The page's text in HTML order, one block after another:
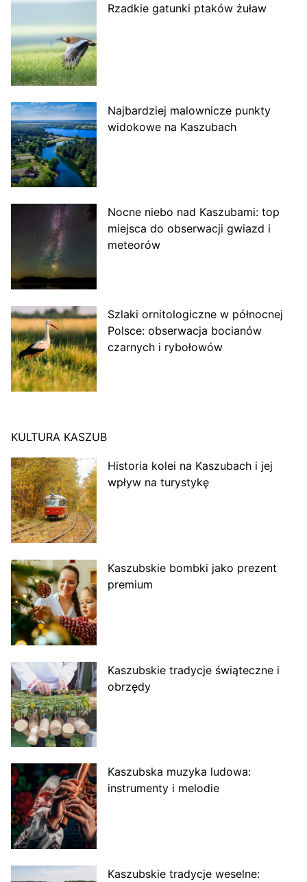
Rzadkie gatunki ptaków żuław
Najbardziej malownicze punkty
widokowe na Kaszubach
Nocne niebo nad Kaszubami: top
miejsca do obserwacji gwiazd i
meteorów
Szlaki ornitologiczne w północnej
Polsce: obserwacja bocianów
czarnych i rybołowów
KULTURA KASZUB
Historia kolei na Kaszubach i jej
wpływ na turystykę
Kaszubskie bombki jako prezent
premium
Kaszubskie tradycje świąteczne i
obrzędy
Kaszubska muzyka ludowa:
instrumenty i melodie
Kaszubskie tradycje weselne: